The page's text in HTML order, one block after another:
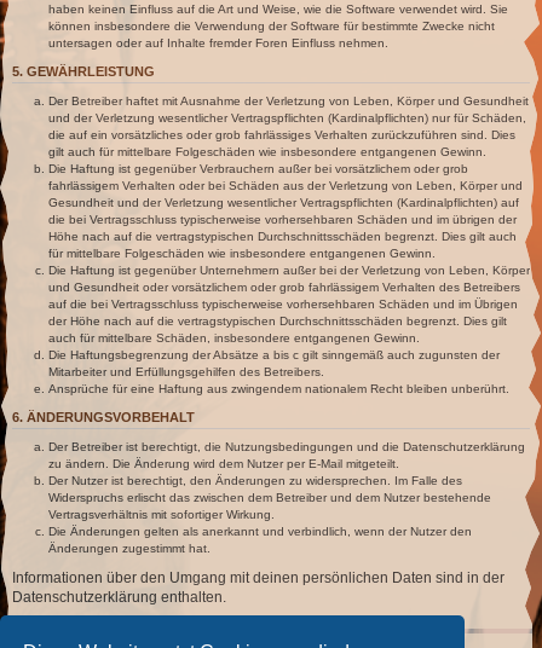
haben keinen Einfluss auf die Art und Weise, wie die Software verwendet wird. Sie
können insbesondere die Verwendung der Software für bestimmte Zwecke nicht
untersagen oder auf Inhalte fremder Foren Einfluss nehmen.
5. GEWÄHRLEISTUNG
Der Betreiber haftet mit Ausnahme der Verletzung von Leben, Körper und Gesundheit
und der Verletzung wesentlicher Vertragspflichten (Kardinalpflichten) nur für Schäden,
die auf ein vorsätzliches oder grob fahrlässiges Verhalten zurückzuführen sind. Dies
gilt auch für mittelbare Folgeschäden wie insbesondere entgangenen Gewinn.
Die Haftung ist gegenüber Verbrauchern außer bei vorsätzlichem oder grob
fahrlässigem Verhalten oder bei Schäden aus der Verletzung von Leben, Körper und
Gesundheit und der Verletzung wesentlicher Vertragspflichten (Kardinalpflichten) auf
die bei Vertragsschluss typischerweise vorhersehbaren Schäden und im übrigen der
Höhe nach auf die vertragstypischen Durchschnittsschäden begrenzt. Dies gilt auch
für mittelbare Folgeschäden wie insbesondere entgangenen Gewinn.
Die Haftung ist gegenüber Unternehmern außer bei der Verletzung von Leben, Körper
und Gesundheit oder vorsätzlichem oder grob fahrlässigem Verhalten des Betreibers
auf die bei Vertragsschluss typischerweise vorhersehbaren Schäden und im Übrigen
der Höhe nach auf die vertragstypischen Durchschnittsschäden begrenzt. Dies gilt
auch für mittelbare Schäden, insbesondere entgangenen Gewinn.
Die Haftungsbegrenzung der Absätze a bis c gilt sinngemäß auch zugunsten der
Mitarbeiter und Erfüllungsgehilfen des Betreibers.
Ansprüche für eine Haftung aus zwingendem nationalem Recht bleiben unberührt.
6. ÄNDERUNGSVORBEHALT
Der Betreiber ist berechtigt, die Nutzungsbedingungen und die Datenschutzerklärung
zu ändern. Die Änderung wird dem Nutzer per E-Mail mitgeteilt.
Der Nutzer ist berechtigt, den Änderungen zu widersprechen. Im Falle des
Widerspruchs erlischt das zwischen dem Betreiber und dem Nutzer bestehende
Vertragsverhältnis mit sofortiger Wirkung.
Die Änderungen gelten als anerkannt und verbindlich, wenn der Nutzer den
Änderungen zugestimmt hat.
Informationen über den Umgang mit deinen persönlichen Daten sind in der
Datenschutzerklärung enthalten.